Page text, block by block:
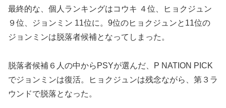
最終的な、個人ランキングはコウキ ４位、ヒョクジュン
９位、ジョンミン 11位に。9位のヒョクジュンと11位の
ジョンミンは脱落者候補となってしまった。
脱落者候補６人の中からPSYが選んだ、P NATION PICK
でジョンミンは復活。ヒョクジュンは残念ながら、第３ラ
ウンドで脱落となった。